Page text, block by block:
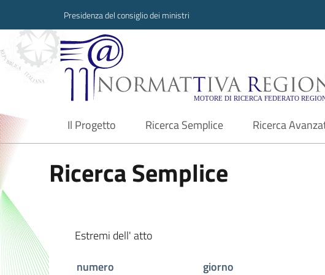
Presidenza del consiglio dei ministri
Normattiva Regioni
Il Progetto
current Ricerca Semplice Ricerca
Ricerca Semplice
Estremi dell' atto
numero
giorno